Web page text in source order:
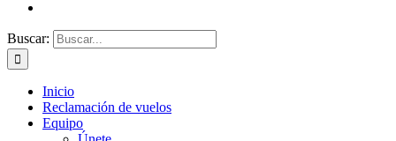
Buscar:
Inicio
Reclamación de vuelos
Equipo